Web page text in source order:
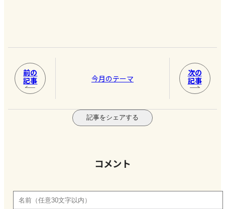
前の
記事
今月のテーマ
次の
記事
記事をシェアする
コメント